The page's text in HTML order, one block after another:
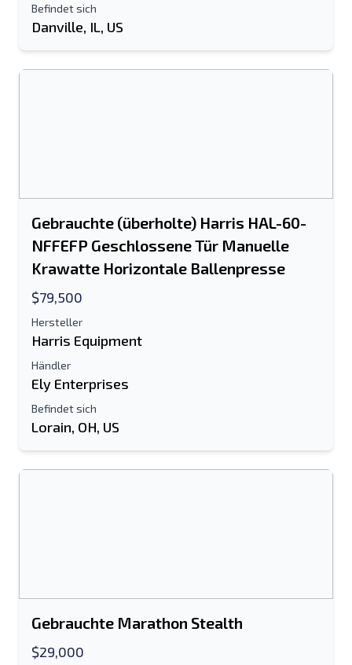
Send a Message
Vollständiger Name
Handy, Mobiltelefon
Befindet sich
Danville, IL, US
Gebrauchte (überholte) Harris HAL-60-
NFFEFP Geschlossene Tür Manuelle
Krawatte Horizontale Ballenpresse
$79,500
Hersteller
Harris Equipment
Händler
Ely Enterprises
Befindet sich
Lorain, OH, US
Gebrauchte Marathon Stealth
$29,000
An einen Freund senden
Es ist entweder eine E-Mail-Adresse oder
ein Feld für die Handynummer
erforderlich
Ihren vollständigen Namen